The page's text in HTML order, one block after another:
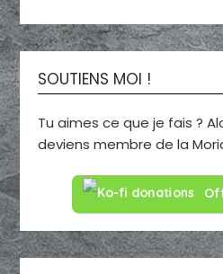
SOUTIENS MOI !
Tu aimes ce que je fais ?
deviens membre de la